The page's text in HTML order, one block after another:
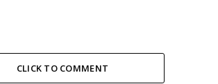
CLICK TO COMMENT